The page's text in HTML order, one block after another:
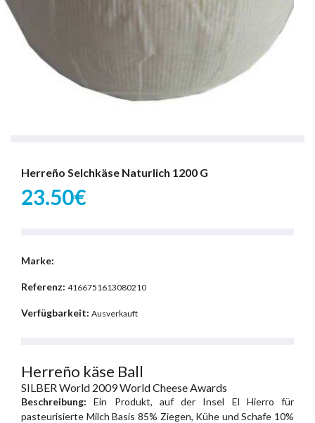
Herreño Selchkäse Naturlich 1200 G
23.50€
Marke:
Referenz: 4166751613080210
Verfügbarkeit: Ausverkauft
Herreño käse Ball
SILBER World 2009 World Cheese Awards
Beschreibung: Ein Produkt, auf der Insel El Hierro für
pasteurisierte Milch Basis 85% Ziegen, Kühe und Schafe 10%